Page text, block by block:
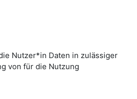
Nutzer*in Daten in zulässiger
von für die Nutzung